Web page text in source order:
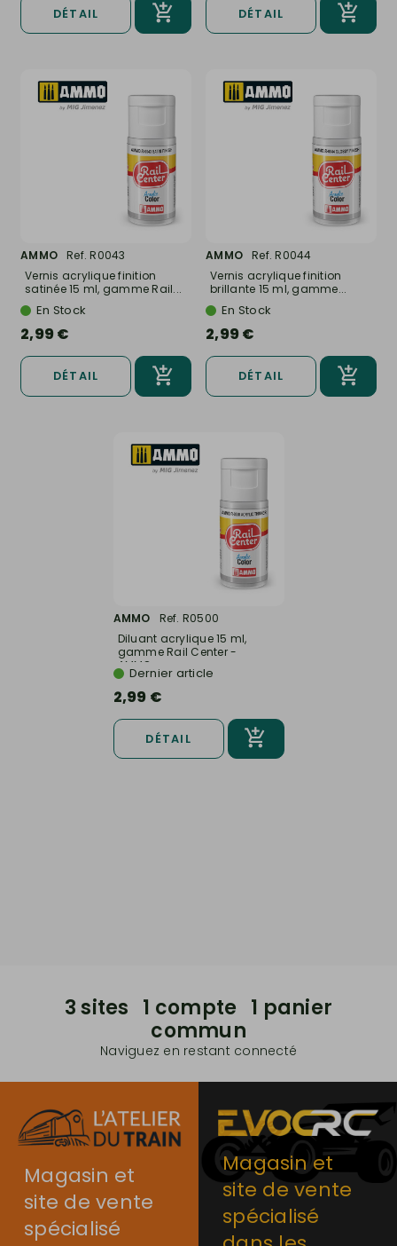
DÉTAIL DÉTAIL
AMMO
Ref. R0043
Vernis acrylique finition
satinée 15 ml, gamme Rail...
En Stock
2,99 €
DÉTAIL
AMMO
Ref. R0044
Vernis acrylique finition
brillante 15 ml, gamme...
En Stock
2,99 €
DÉTAIL
AMMO
Ref. R0500
Diluant acrylique 15 ml,
gamme Rail Center -
AMMO...
Dernier article
2,99 €
DÉTAIL
3 sites 1 compte 1 panier
commun
Naviguez en restant connecté
Magasin et
site de vente
spécialisé
Magasin et
site de vente
spécialisé